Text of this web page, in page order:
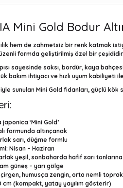
Mini Gold Bodur
hem de zahmetsiz bir renk katmak
formda geliştirilmiş özel bir
sayesinde saksı, bordür, kaya
bakım ihtiyacı ve hızlı uyum kabiliyeti
sunulan Mini Gold fidanları, güçlü
japonica ‘Mini Gold’
formunda altınçanak
sarı, düğme formlu
Nisan – Haziran
yeşil, sonbaharda hafif sarı
güneş – yarı gölge
humusça zengin, orta nemli toprak
cm (kompakt, yatay yayılım gösterir)